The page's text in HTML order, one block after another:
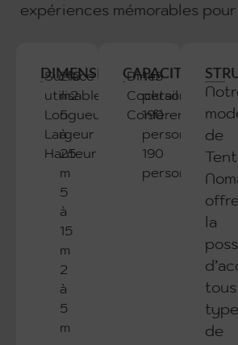
expériences mémorables
DIMENSIONS
Surface
utilisable
Longueur
Largeur
Hauteur
210
m2
5
à
25
m
5
à
15
m
2
à
5
m
CAPACITÉ
Dîner
Cocktail
Conférence
143
personnes
190
personnes
190
personnes
de
offre
la
tous
de